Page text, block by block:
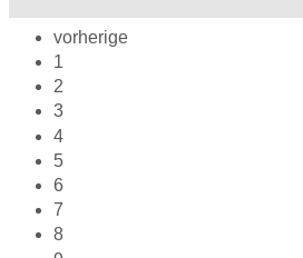
vorherige
1
2
3
4
5
6
7
8